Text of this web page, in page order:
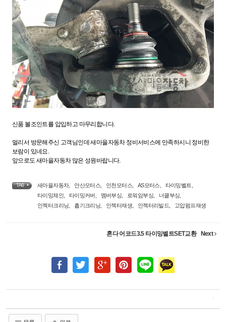
신품 볼조인트를 압입하고 마무리합니다.
멀리서 방문해주신 고객님인데 새마을자동차 정비서비스에 만족하시니 정비한
보람이 있네요.
앞으로도 새마을자동차 많은 성원바랍니다.
TAG • 새마을자동차, 안산모터스 인천모터스 AS모터스 타이밍벨트
타이밍체인
타이밍커버 멤버부싱 로워암부싱 너클부싱
인젝터크리닝
흡기크리닝 인젝터재생 인젝터리빌드 고압펌프재생
혼다 어코드3.5 타이밍벨트SET교환 Next